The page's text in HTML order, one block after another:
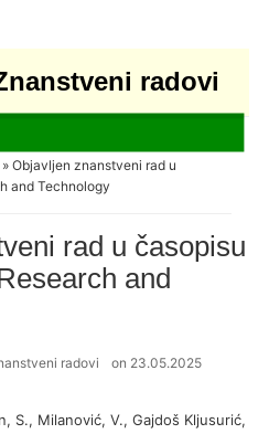
radovi
» Objavljen znanstveni rad u
and Technology
rad u časopisu
and
radovi on 23.05.2025
S., Milanović, V., Gajdoš Kljusurić,